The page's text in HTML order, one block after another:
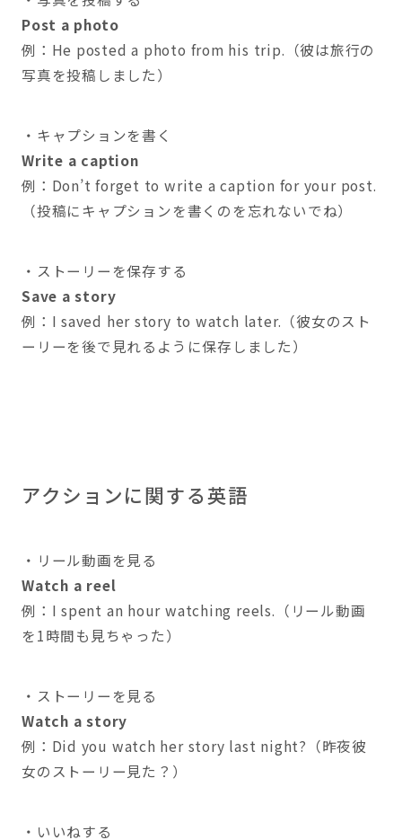
Post a photo
例：He posted a photo from his trip.（彼は旅行の
写真を投稿しました）
・キャプションを書く
Write a caption
例：Don’t forget to write a caption for your post.
（投稿にキャプションを書くのを忘れないでね）
・ストーリーを保存する
Save a story
例：I saved her story to watch later.（彼女のスト
ーリーを後で見れるように保存しました）
アクションに関する英語
・リール動画を見る
Watch a reel
例：I spent an hour watching reels.（リール動画
を1時間も見ちゃった）
・ストーリーを見る
Watch a story
例：Did you watch her story last night?（昨夜彼
女のストーリー見た？）
・いいねする